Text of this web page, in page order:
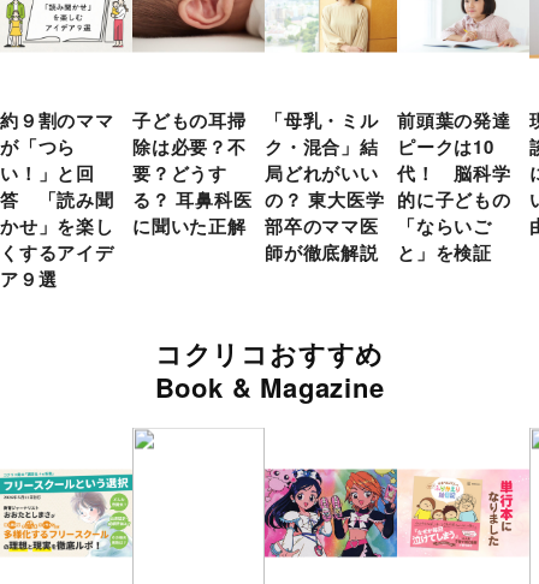
約９割のママ
が「つら
い！」と回
答 「読み聞
かせ」を楽し
くするアイデ
ア９選
子どもの耳掃
除は必要？不
要？どうす
る？ 耳鼻科医
に聞いた正解
「母乳・ミル
ク・混合」結
局どれがいい
の？ 東大医学
部卒のママ医
師が徹底解説
前頭葉の発達
ピークは10
代！ 脳科学
的に子どもの
「ならいご
と」を検証
コクリコおすすめ
Book & Magazine